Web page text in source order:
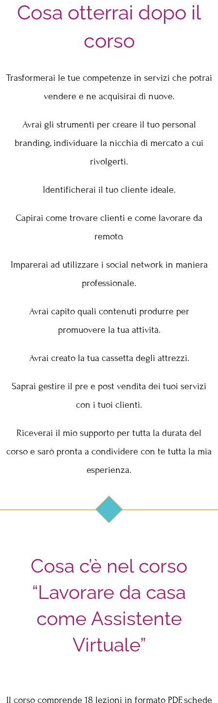
Cosa otterrai dopo il
corso
Trasformerai le tue competenze in servizi che potrai
vendere e ne acquisirai di nuove.
Avrai gli strumenti per creare il tuo personal
branding, individuare la nicchia di mercato a cui
rivolgerti.
Identificherai il tuo cliente ideale.
Capirai come trovare clienti e come lavorare da
remoto.
Imparerai ad utilizzare i social network in maniera
professionale.
Avrai capito quali contenuti produrre per
promuovere la tua attività.
Avrai creato la tua cassetta degli attrezzi.
Saprai gestire il pre e post vendita dei tuoi servizi
con i tuoi clienti.
Riceverai il mio supporto per tutta la durata del
corso e sarò pronta a condividere con te tutta la mia
esperienza.
Cosa c’è nel corso
“Lavorare da casa
come Assistente
Virtuale”
Il corso comprende 18 lezioni in formato PDF, schede